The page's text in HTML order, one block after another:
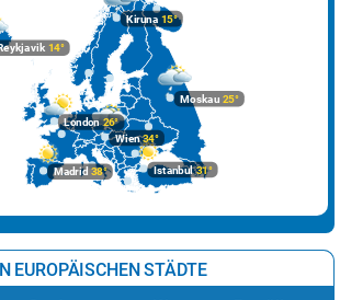
Wien34°
Kiruna 15°
London26°
Istanbul31°
Madrid38°
Reykjavik 14°
Moskau 25°
EUROPÄISCHEN STÄDTE